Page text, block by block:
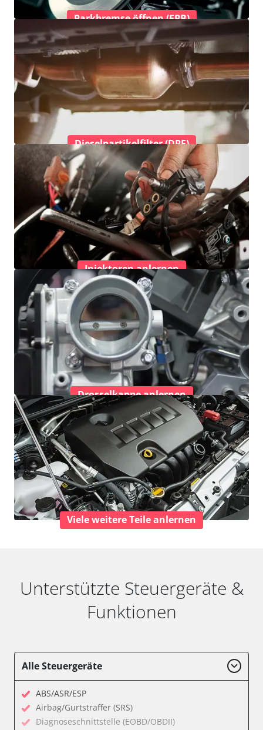
Parkbremse öffnen (EPB)
Dieselpartikelfilter (DPF)
Injektoren anlernen
Drosselkappe anlernen
Viele weitere Teile anlernen
Unterstützte Steuergeräte &
Funktionen
Alle Steuergeräte
ABS/ASR/ESP
Airbag/Gurtstraffer (SRS)
Diagnoseschnittstelle (EOBD/OBDII)